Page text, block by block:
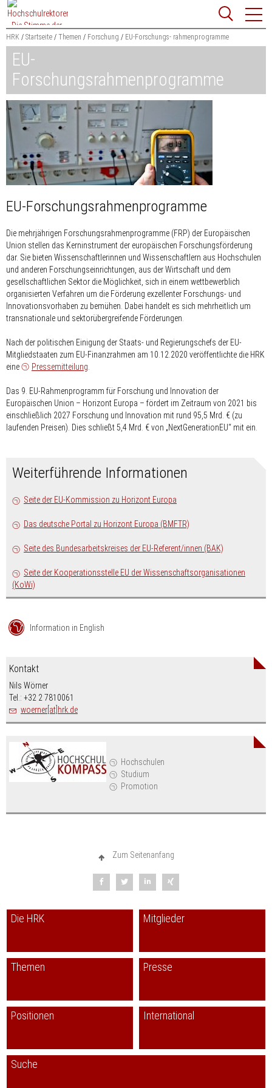
Zum
Content
springen
Suchen
HRK Startseite Themen Forschung EU-Forschungs- rahmenprogramme
EU-
Forschungsrahmenprogramme
EU-Forschungsrahmenprogramme
Die mehrjährigen Forschungsrahmenprogramme (FRP) der Europäischen
Union stellen das Kerninstrument der europäischen Forschungsförderung
dar. Sie bieten Wissenschaftlerinnen und Wissenschaftlern aus Hochschulen
und anderen Forschungseinrichtungen, aus der Wirtschaft und dem
gesellschaftlichen Sektor die Möglichkeit, sich in einem wettbewerblich
organisierten Verfahren um die Förderung exzellenter Forschungs- und
Innovationsvorhaben zu bemühen. Dabei handelt es sich mehrheitlich um
transnationale und sektorübergreifende Förderungen.
Nach der politischen Einigung der Staats- und Regierungschefs der EU-
Mitgliedstaaten zum EU-Finanzrahmen am 10.12.2020 veröffentlichte die HRK
eine
Pressemitteilung
Das 9. EU-Rahmenprogramm für Forschung und Innovation der
Europäischen Union – Horizont Europa – fördert im Zeitraum von 2021 bis
einschließlich 2027 Forschung und Innovation mit rund 95,5 Mrd. € (zu
laufenden Preisen). Dies schließt 5,4 Mrd. € von „NextGenerationEU“ mit ein.
Weiterführende Informationen
Seite der EU-Kommission zu Horizont Europa
Das deutsche Portal zu Horizont Europa (BMFTR)
Seite des Bundesarbeitskreises der EU-Referent/innen (BAK)
Seite der Kooperationsstelle EU der Wissenschafts­organisationen
(KoWi)
Hochschulen
Studium
Promotion
Information in English
Kontakt
Nils Wörner
Tel.: +32 2 7810061
woerner[at]hrk.de
Zum Seitenanfang
Die HRK Mitglieder
Themen Presse
Positionen International
Suche